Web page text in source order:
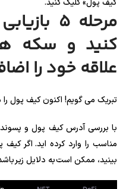
کیف پول» کلیک کنید.
مرحله 5
کنید و سکه
علاقه خود را
تبریک می گویم! اکنون کیف پول را
با بررسی آدرس کیف پول و پسوند
مناسب را وارد کرده اید. اگر
بینید، ممکن است به دلایل زیر